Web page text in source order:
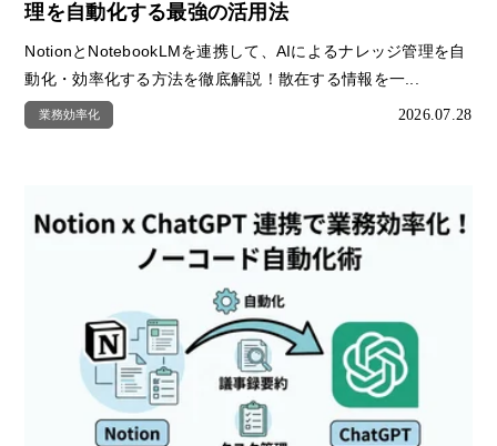
理を自動化する最強の活用法
NotionとNotebookLMを連携して、AIによるナレッジ管理を自
動化・効率化する方法を徹底解説！散在する情報を一...
業務効率化 2026.07.28